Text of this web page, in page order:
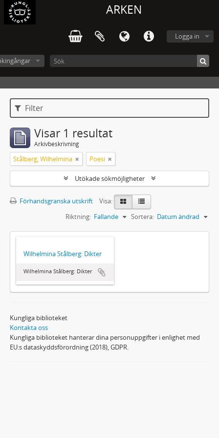
ARKEN
Logga in
Filter
Visar 1 resultat
Arkivbeskrivning
Stålberg, Wilhelmina Poesi
Utökade sökmöjligheter
Förhandsgranska utskrift
Visa:
Sortera: Datum ändrad
Riktning: Fallande
Wilhelmina Stålberg: Dikter
Wilhelmina Stålberg: Dikter
Kungliga biblioteket
Kontakta oss
Kungliga biblioteket hanterar dina personuppgifter i enlighet med
EU:s dataskyddsförordning (2018), GDPR.